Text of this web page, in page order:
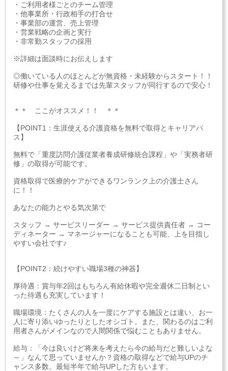
・ご利用者様ごとのチーム管理
・他事業所・行政相手の打合せ
・事業部の運営、売上管理
・営業戦略の企画と実行
・非常勤スタッフの採用
※詳細は面談時にお伝えします
◎働いている人のほとんどが無資格・未経験からスタート！！
研修や仕事を覚えるまでは先輩スタッフが同行するので安心！
＊＊ ここがオススメ！！ ＊＊
【POINT1：生涯使える介護資格を無料で取得とキャリアパ
ス】
無料で「重度訪問介護従業者養成研修統合課程」や「実務者研
修」の取得が可能です。
資格取得で医療的ケアができるワンランク上の介護士さん
に！！
あなたの能力とやる気次第で
スタッフ → サービスリーダー → サービス提供責任者 → コー
ディネーター → マネージャーになることも可能、上を目指し
やすい会社です♪
【POINT2：続けやすい職場3種の神器】
厚待遇：賞与年2回はもちろん有給休暇や完全週休二日制とい
った待遇も充実しています！
職場環境：たくさんの人を一度にケアする施設とは違い、お一
人に寄り添いゆったりとしたオシゴト。また、関わるのはご利
用者さんがメインなので人間関係で悩むこともありません。
給与：「今は良いけど将来を考えたら今の給与だと難しいよな
～」なんて思っていませんか？資格の取得などで給与UPのチ
ャンス多数。最短半年で給与UPした方もいます。